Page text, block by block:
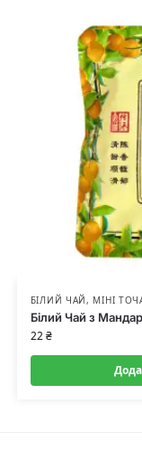
БІЛИЙ ЧАЙ, МІНІ
Білий Чай з
22₴